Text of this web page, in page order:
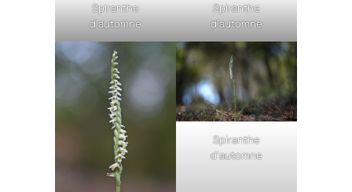
Spiranthe
d’automne
Spiranthe
d’automne
Spiranthe
d’automne